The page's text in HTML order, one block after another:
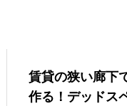
賃貸の狭い廊下
作る！デッドス